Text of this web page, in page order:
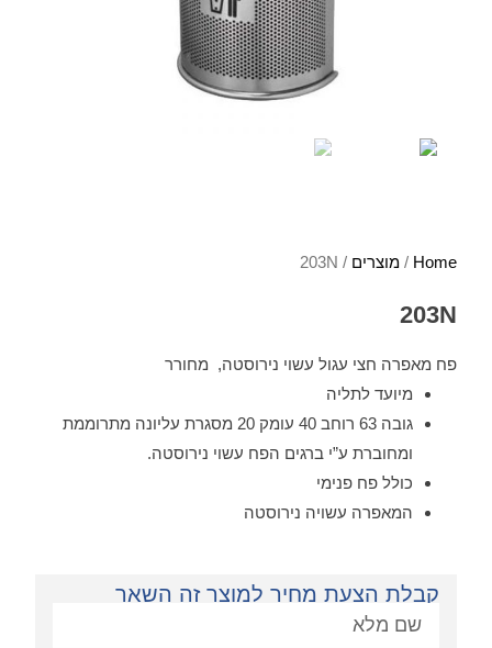
Home
/מוצרים / 203N
203N
פח מאפרה חצי עגול עשוי נירוסטה, מחורר
מיועד לתליה
גובה 63 רוחב 40 עומק 20 מסגרת עליונה מתרוממת
ומחוברת ע”י ברגים הפח עשוי נירוסטה.
כולל פח פנימי
המאפרה עשויה נירוסטה
קבלת הצעת מחיר למוצר זה השאר
פניה: